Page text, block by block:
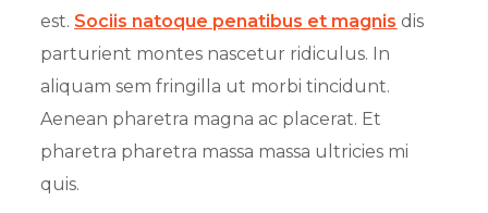
est. Sociis natoque penatibus et magnis dis
parturient montes nascetur ridiculus. In
aliquam sem fringilla ut morbi tincidunt.
Aenean pharetra magna ac placerat. Et
pharetra pharetra massa massa ultricies mi
quis.